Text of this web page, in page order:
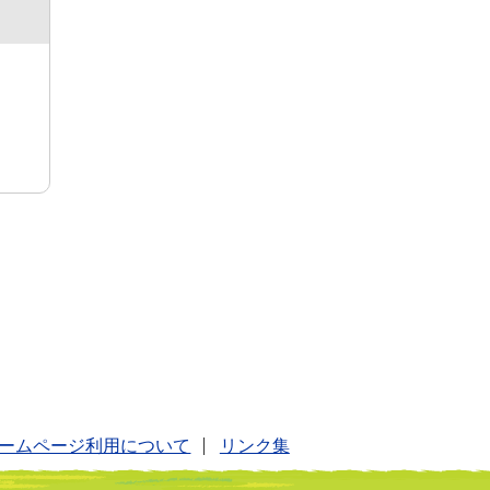
ムページ利用について リンク集